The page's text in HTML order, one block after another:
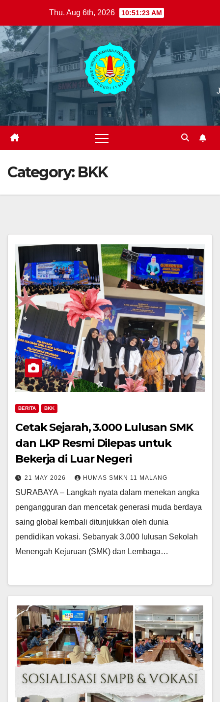
content
Thu. Aug 6th, 2026 10:51:25 AM
Category: BKK
BERITA BKK
Cetak Sejarah, 3.000 Lulusan SMK
dan LKP Resmi Dilepas untuk
Bekerja di Luar Negeri
21 MAY 2026 HUMAS SMKN 11 MALANG
SURABAYA – Langkah nyata dalam menekan angka
pengangguran dan mencetak generasi muda berdaya
saing global kembali ditunjukkan oleh dunia
pendidikan vokasi. Sebanyak 3.000 lulusan Sekolah
Menengah Kejuruan (SMK) dan Lembaga…